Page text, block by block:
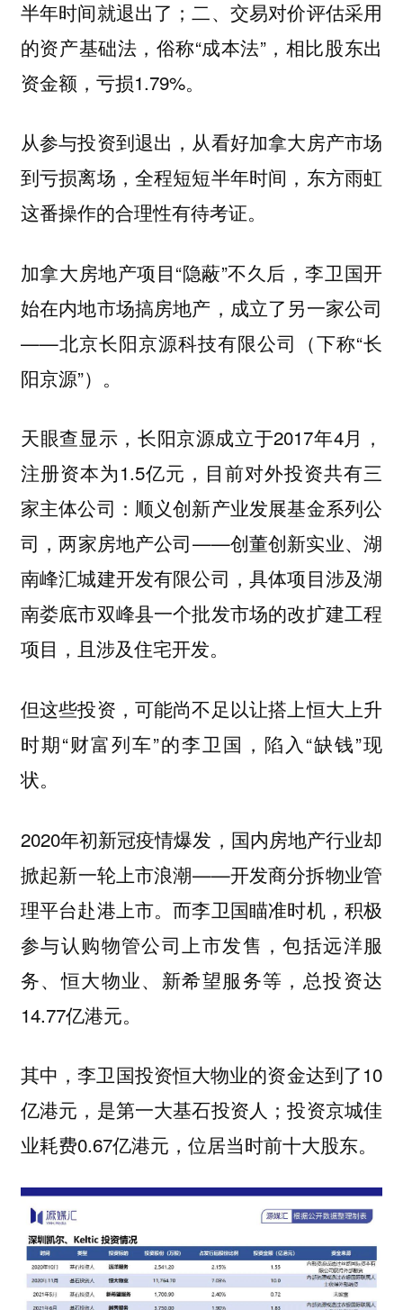
半年时间就退出了；二、交易对价评估采用
的资产基础法，俗称“成本法”，相比股东出
资金额，亏损1.79%。
从参与投资到退出，从看好加拿大房产市场
到亏损离场，全程短短半年时间， 东方雨虹
这番操作的合理性有待考证。
加拿大房地产项目“隐蔽”不久后，李卫国开
始在内地市场搞房地产，成立了另一家公司
——北京长阳京源科技有限公司（下称“长
阳京源”）。
天眼查显示，长阳京源成立于2017年4月，
注册资本为1.5亿元，目前对外投资共有三
家主体公司：顺义创新产业发展基金系列公
司，两家房地产公司——创董创新实业、湖
南峰汇城建开发有限公司，具体项目涉及湖
南娄底市双峰县一个批发市场的改扩建工程
项目，且涉及住宅开发。
但这些投资，可能尚不足以让搭上恒大上升
时期“财富列车”的李卫国，陷入“缺钱”现
状。
2020年初新冠疫情爆发，国内房地产行业却
掀起新一轮上市浪潮——开发商分拆物业管
理平台赴港上市。而李卫国瞄准时机，积极
参与认购物管公司上市发售，包括远洋服
务、恒大物业、新希望服务等，总投资达
14.77亿港元。
其中，李卫国投资恒大物业的资金达到了10
亿港元，是第一大基石投资人；投资京城佳
业耗费0.67亿港元，位居当时前十大股东。